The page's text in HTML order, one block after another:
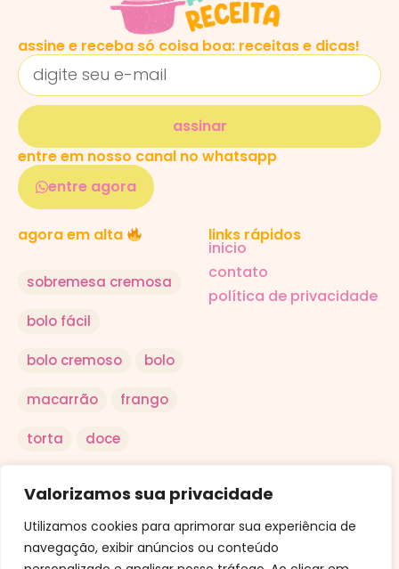
Valorizamos sua privacidade
Utilizamos cookies para aprimorar sua experiência de
navegação, exibir anúncios ou conteúdo
assine e receba só coisa boa: receitas e dicas!
assinar
entre em nosso canal no whatsapp
entre agora
agora em alta
sobremesa cremosa
bolo fácil
bolo cremoso bolo
macarrão frango
torta doce
ovo
links rápidos
inicio
contato
política de privacidade